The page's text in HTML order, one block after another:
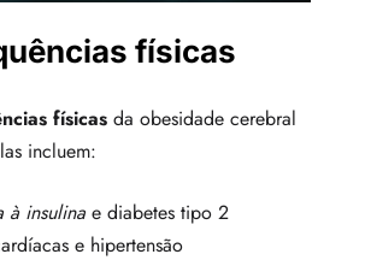
físicas
físicas da obesidade cerebral
incluem:
à insulina e diabetes tipo 2
e hipertensão